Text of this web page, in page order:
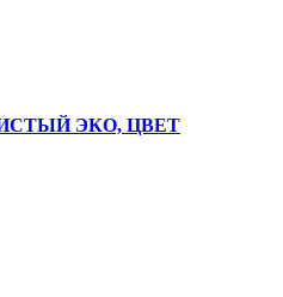
ЭКО, ЦВЕТ